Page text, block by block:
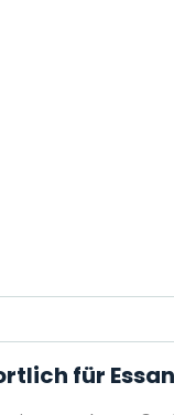
für